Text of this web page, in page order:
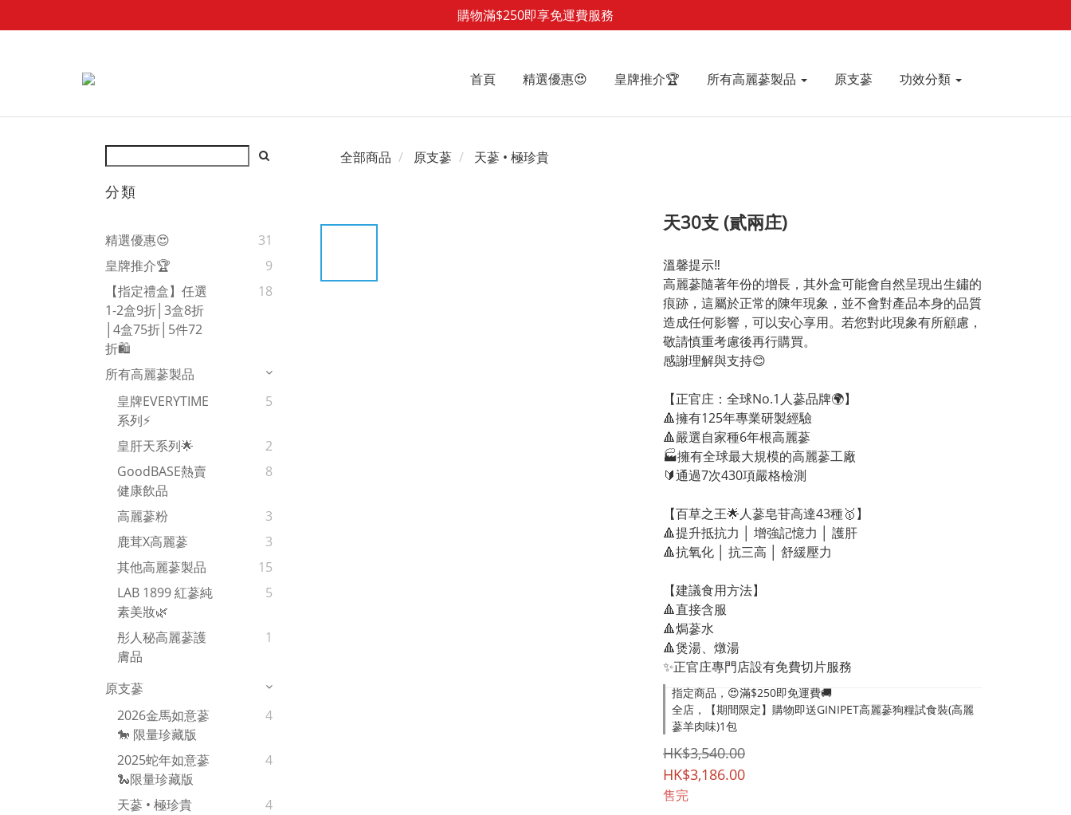
首頁 精選優惠😍 皇牌推介🏆 所有高麗蔘製品 原支蔘 功效分類
分類
精選優惠😍
31
皇牌推介🏆
9
【指定禮盒】任選
1-2盒9折│3盒8折
│4盒75折│5件72
折🛍️
18
所有高麗蔘製品
皇牌EVERYTIME
系列⚡
5
皇肝天系列🌟
2
GoodBASE熱賣
健康飲品
8
高麗蔘粉
3
鹿茸x高麗蔘
3
其他高麗蔘製品
15
LAB 1899 紅蔘純
素美妝🌿
5
彤人秘高麗蔘護
膚品
1
原支蔘
2026金馬如意蔘
🐎 限量珍藏版
4
2025蛇年如意蔘
🐍限量珍藏版
4
天蔘 • 極珍貴
4
全部商品 原支蔘 天蔘 • 極珍貴
天30支 (貳兩庄)
溫馨提示‼️
高麗蔘隨著年份的增長，其外盒可能會自然呈現出生鏽的
痕跡，這屬於正常的陳年現象，並不會對產品本身的品質
造成任何影響，可以安心享用。若您對此現象有所顧慮，
敬請慎重考慮後再行購買。
感謝理解與支持😊
【正官庄：全球No.1人蔘品牌🌍】
🔺擁有125年專業研製經驗
🔺嚴選自家種6年根高麗蔘
🏭擁有全球最大規模的高麗蔘工廠
🔰通過7次430項嚴格檢測
【百草之王🌟人蔘皂苷高達43種🥇】
🔺提升抵抗力 │ 增強記憶力 │ 護肝
🔺抗氧化 │ 抗三高 │ 舒緩壓力
【建議食用方法】
🔺直接含服
🔺焗蔘水
🔺煲湯、燉湯
✨正官庄專門店設有免費切片服務
指定商品，😍滿$250即免運費🚚
全店，【期間限定】購物即送GINIPET高麗蔘狗糧試食裝(高麗
蔘羊肉味)1包
HK$3,540.00
HK$3,186.00
售完
購物滿$250即享免運費服務